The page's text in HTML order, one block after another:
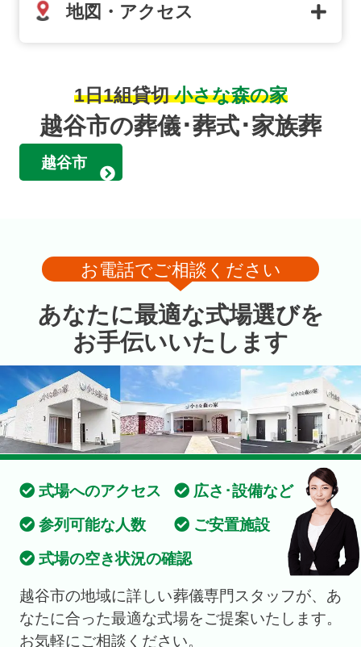
地図・アクセス
1日1組貸切小さな森の家
越谷市の葬儀･葬式･家族葬
越谷市
お電話でご相談ください
あなたに最適な式場選びを
お手伝いいたします
式場へのアクセス
広さ･設備など
参列可能な人数
ご安置施設
式場の空き状況の確認
越谷市の地域に詳しい葬儀専門スタッフが、あ
なたに合った最適な式場をご提案いたします。
お気軽にご相談ください。